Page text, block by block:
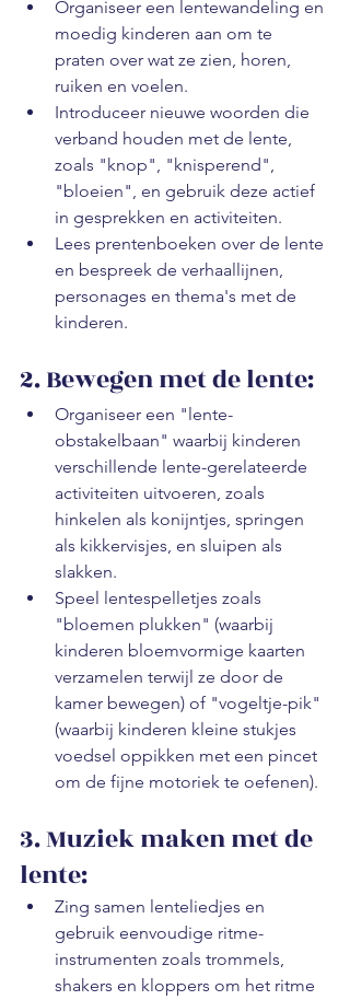
Organiseer een lentewandeling en
moedig kinderen aan om te
praten over wat ze zien, horen,
ruiken en voelen.
Introduceer nieuwe woorden die
verband houden met de lente,
zoals "knop", "knisperend",
"bloeien", en gebruik deze actief
in gesprekken en activiteiten.
Lees prentenboeken over de lente
en bespreek de verhaallijnen,
personages en thema's met de
kinderen.
2. Bewegen met de lente:
Organiseer een "lente-
obstakelbaan" waarbij kinderen
verschillende lente-gerelateerde
activiteiten uitvoeren, zoals
hinkelen als konijntjes, springen
als kikkervisjes, en sluipen als
slakken.
Speel lentespelletjes zoals
"bloemen plukken" (waarbij
kinderen bloemvormige kaarten
verzamelen terwijl ze door de
kamer bewegen) of "vogeltje-pik"
(waarbij kinderen kleine stukjes
voedsel oppikken met een pincet
om de fijne motoriek te oefenen).
3. Muziek maken met de
lente:
Zing samen lenteliedjes en
gebruik eenvoudige ritme-
instrumenten zoals trommels,
shakers en kloppers om het ritme